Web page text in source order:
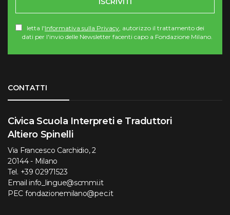
letta l'Informativa sulla Privacy, autorizzo il trattamento dei
dati per l'invio delle Newsletter facenti capo a Fondazione Milano.
CONTATTI
Civica Scuola Interpreti e Traduttori
Altiero Spinelli
Via Francesco Carchidio, 2
20144 - Milano
Tel. +39 02971523
Email info_lingue@scmmi.it
PEC fondazionemilano@pec.it